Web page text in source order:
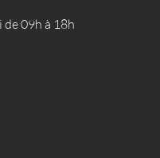
09h à 18h